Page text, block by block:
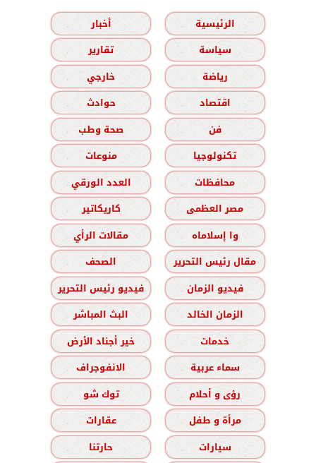
الرئيسية
أخبار
سياسة
تقارير
رياضة
خارجي
اقتصاد
حوادث
فن
صحة وطب
تكنولوجيا
منوعات
محافظات
العدد الورقي
مصر العظمى
كاريكاتير
وا إسلاماه
مقالات الرأي
مقال رئيس التحرير
الصحف
فيديو الزمان
فيديو رئيس التحرير
الزمان الخالد
البث المباشر
خدمات
خير أجناد الأرض
سماء عربية
الانفوجراف
رؤى و أحلام
توك شو
مرأة و طفل
عقارات
سيارات
حارتنا